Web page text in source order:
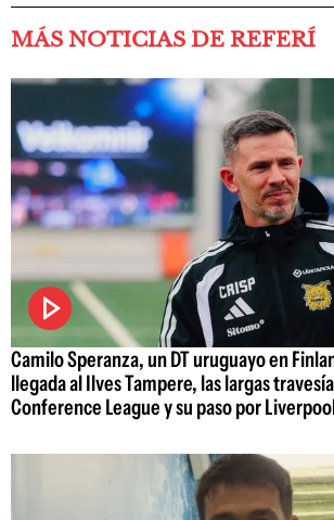
MÁS NOTICIAS DE REFERÍ
Camilo Speranza, un DT uruguayo en
llegada al Ilves Tampere, las largas
Conference League y su paso por